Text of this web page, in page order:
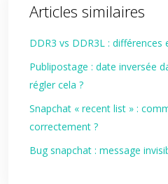
Articles similaires
DDR3 vs DDR3L : différences
Publipostage : date inversée
régler cela ?
Snapchat « recent list » :
correctement ?
Bug snapchat : message